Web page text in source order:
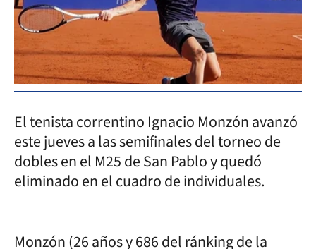
El tenista correntino Ignacio Monzón avanzó
este jueves a las semifinales del torneo de
dobles en el M25 de San Pablo y quedó
eliminado en el cuadro de individuales.
Monzón (26 años y 686 del ránking de la